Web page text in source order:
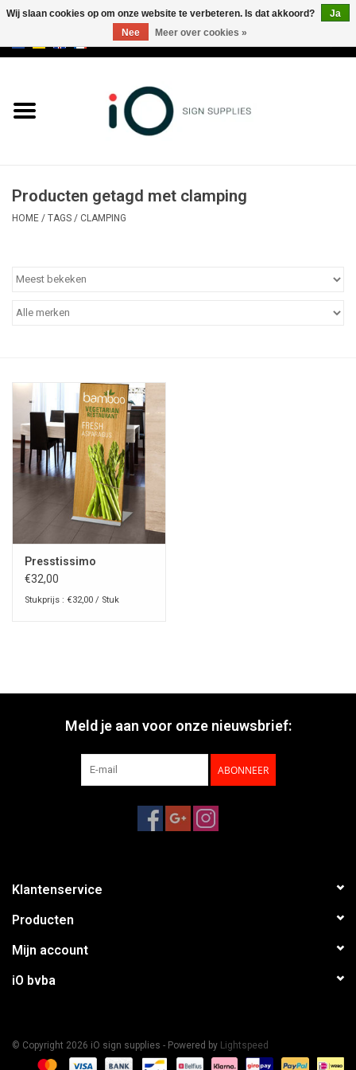
Merken
Producten getagd met clamping
HOME / TAGS / CLAMPING
Presstissimo
€32,00
Stukprijs : €32,00 / Stuk
Meld je aan voor onze nieuwsbrief:
ABONNEER
Klantenservice
Producten
Mijn account
iO bvba
© Copyright 2026 iO sign supplies - Powered by Lightspeed
Wij slaan cookies op om onze website te verbeteren. Is dat akkoord?
Ja
Nee
Meer over cookies »